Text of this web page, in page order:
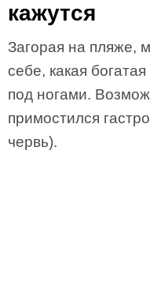
кажутся
Загорая на пляже,
себе, какая
под ногами.
примостился
червь).